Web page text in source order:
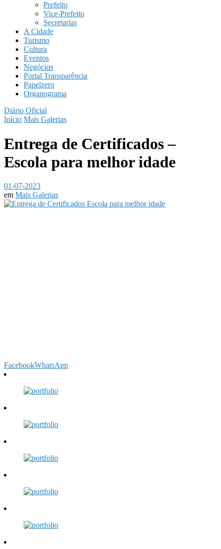
Prefeito
Vice-Prefeito
Secretarias
A Cidade
Turismo
Cultura
Eventos
Negócios
Portal Transparência
Papelzero
Organograma
Diário Oficial
Início Mais Galerias
Entrega de Certificados –
Escola para melhor idade
01-07-2023
em Mais Galerias
FacebookWhatsApp